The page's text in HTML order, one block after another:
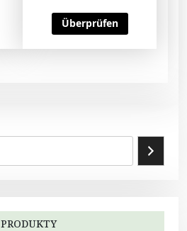
Überprüfen
PRODUKTY